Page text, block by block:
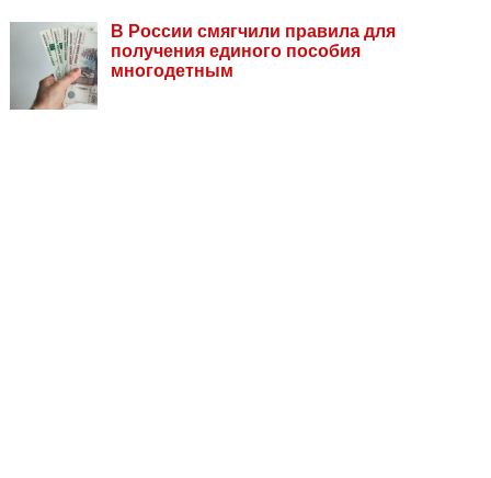
В России смягчили правила для
получения единого пособия
многодетным